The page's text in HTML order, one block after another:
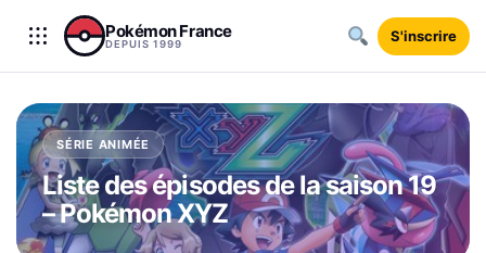
Aller au contenu
Pokémon France
DEPUIS 1999 S'inscrire
SÉRIE ANIMÉE
Liste des épisodes de la saison 19
– Pokémon XYZ